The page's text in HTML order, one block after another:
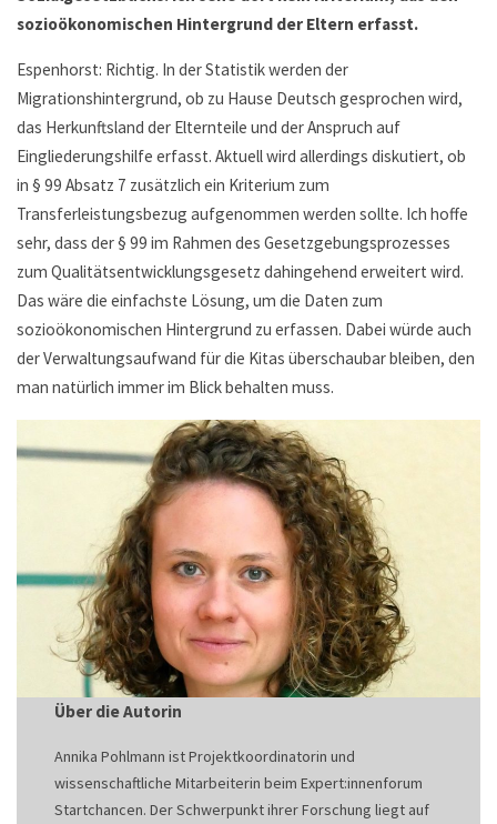
sozioökonomischen Hintergrund der Eltern erfasst.
Espenhorst: Richtig. In der Statistik werden der
Migrationshintergrund, ob zu Hause Deutsch gesprochen wird,
das Herkunftsland der Elternteile und der Anspruch auf
Eingliederungshilfe erfasst. Aktuell wird allerdings diskutiert, ob
in § 99 Absatz 7 zusätzlich ein Kriterium zum
Transferleistungsbezug aufgenommen werden sollte. Ich hoffe
sehr, dass der § 99 im Rahmen des Gesetzgebungsprozesses
zum Qualitätsentwicklungsgesetz dahingehend erweitert wird.
Das wäre die einfachste Lösung, um die Daten zum
sozioökonomischen Hintergrund zu erfassen. Dabei würde auch
der Verwaltungsaufwand für die Kitas überschaubar bleiben, den
man natürlich immer im Blick behalten muss.
Über die Autorin
Annika Pohlmann ist Projektkoordinatorin und
wissenschaftliche Mitarbeiterin beim Expert:innenforum
Startchancen. Der Schwerpunkt ihrer Forschung liegt auf